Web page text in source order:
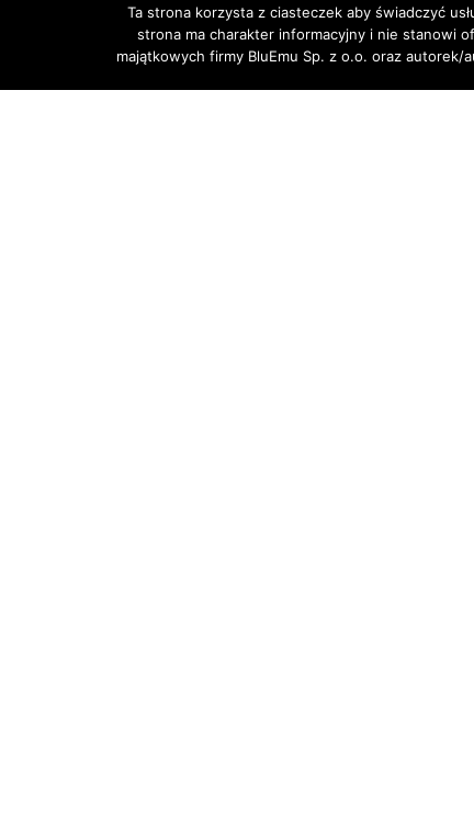
Ta strona korzysta z ciasteczek aby świadczyć
strona ma charakter informacyjny i nie stanowi
majątkowych firmy BluEmu Sp. z o.o. oraz